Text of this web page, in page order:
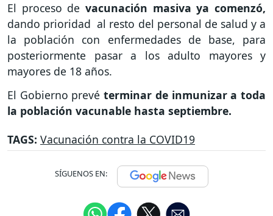
El proceso de vacunación masiva ya comenzó,
dando prioridad al resto del personal de salud y a
la población con enfermedades de base, para
posteriormente pasar a los adulto mayores y
mayores de 18 años.
El Gobierno prevéterminar de inmunizar a toda
la población vacunable hasta septiembre.
TAGS: Vacunación contra la COVID19
SÍGUENOS EN: